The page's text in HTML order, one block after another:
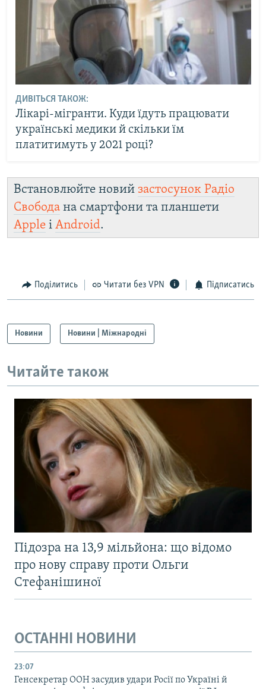
ДИВІТЬСЯ ТАКОЖ:
Лікарі-мігранти. Куди їдуть працювати
українські медики й скільки їм
платитимуть у 2021 році?
Встановлюйте новий застосунок Радіо
Свобода на смартфони та планшети
Apple і Android.
Поділитись Читати без VPN Підписатись
Новини Новини | Міжнародні
Читайте також
Підозра на 13,9 мільйона: що відомо
про нову справу проти Ольги
Стефанішиної
ОСТАННІ НОВИНИ
23:07
Генсекретар ООН засудив удари Росії по Україні й